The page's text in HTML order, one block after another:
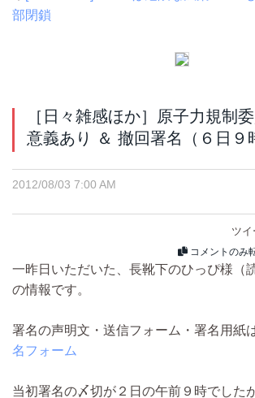
部閉鎖
［日々雑感ほか］原子力規制
意義あり ＆ 撤回署名（６日９
2012/08/03 7:00 AM
ツイ
コメントのみ
一昨日いただいた、長靴下のひっぴ様（
の情報です。
署名の声明文・送信フォーム・署名用紙
名フォーム
当初署名の〆切が２日の午前９時でした